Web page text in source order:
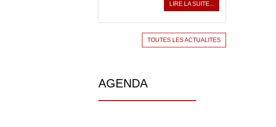
LIRE LA SUITE...
TOUTES LES ACTUALITES
AGENDA